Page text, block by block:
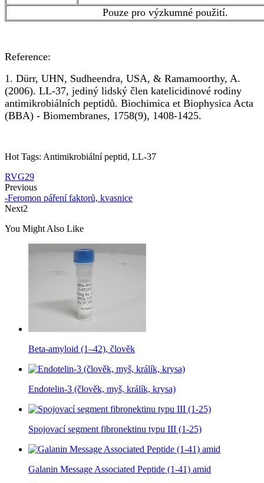
Pouze pro výzkumné použití.
Reference:
1. Dürr, UHN, Sudheendra, USA, & Ramamoorthy, A.
(2006). LL-37, jediný lidský člen katelicidinové rodiny
antimikrobiálních peptidů. Biochimica et Biophysica Acta
(BBA) - Biomembranes, 1758(9), 1408-1425.
Hot Tags: Antimikrobiální peptid, LL-37
RVG29
Previous
-Feromon páření faktorů, kvasnice
Next2
You Might Also Like
Beta-amyloid (1–42), člověk
Endotelin-3 (člověk, myš, králík, krysa)
Spojovací segment fibronektinu typu III (1-25)
Galanin Message Associated Peptide (1-41) amid